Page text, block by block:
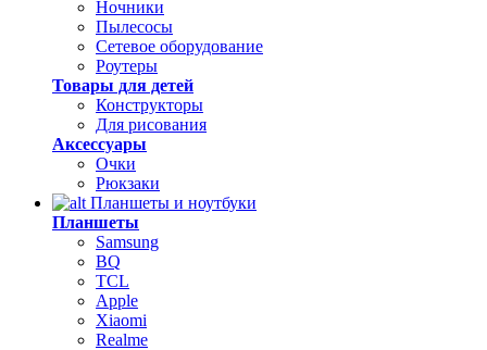
Ночники
Пылесосы
Сетевое оборудование
Роутеры
Товары для детей
Конструкторы
Для рисования
Аксессуары
Очки
Рюкзаки
Планшеты и ноутбуки
Планшеты
Samsung
BQ
TCL
Apple
Xiaomi
Realme